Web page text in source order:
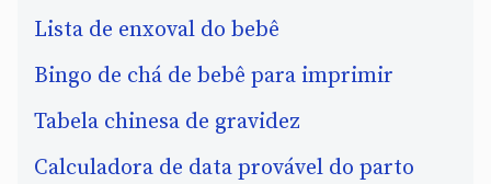
Lista de enxoval do bebê
Bingo de chá de bebê para imprimir
Tabela chinesa de gravidez
Calculadora de data provável do parto